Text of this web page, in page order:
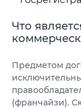
Что
Предметом
(франчайзи).